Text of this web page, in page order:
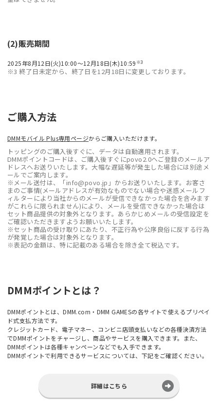
(2)販売期間
2025年8月12日(火)10:00～12月18日(木)10:59 ※3
※3 終了日未定から、終了日を12月18日に変更しております。
ご購入方法
DMMモバイル Plus専用ページからご購入いただけます。
トッピングのご購入後すぐに、データは自動適用されます。
DMMポイントコードは、ご購入後すぐにpovo2.0へご登録のメールア
ドレスへお送りいたします。大幅な遅延等が発生した場合には別途メ
ールでご案内します。
※メール送付は、「info@povo.jp」からお送りいたします。お客さ
まのご事情(メールアドレスが有効なものでない場合や迷惑メールフ
ィルターにより当社からのメールが受信できなかった場合を含みます
がこれらに限られません)により、メールを受信できなかった場合は
セット商品提供の対象外となります。あらかじめメールの受信設定を
ご確認いただきますようお願いいたします。
※セット商品の受け取りにあたり、不正行為や公序良俗に反する行為
が発覚した場合は対象外となります。
※表記の金額は、特に記載のある場合を除き全て税込です。
DMMポイントとは？
DMMポイントとは、DMM.com・DMM GAMESの各サイトで使えるプリペイ
ド式支払方法です。
クレジットカード、電子マネー、コンビニ店頭支払いなどの各種決済方法
でDMMポイントをチャージし、商品やサービスを購入できます。また、
DMMポイントは各種キャンペーンなどでも入手できます。
DMMポイントで利用できるサービスについては、下記をご確認ください。
詳細はこちら